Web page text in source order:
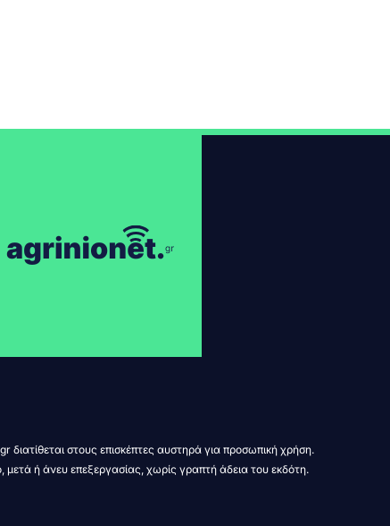
στους επισκέπτες αυστηρά για προσωπική χρήση.
ή άνευ επεξεργασίας, χωρίς γραπτή άδεια του εκδότη.